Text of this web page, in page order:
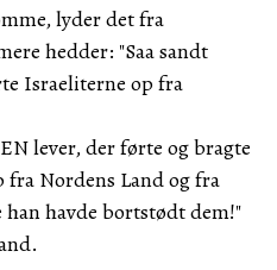
lyder det fra
hedder: "Saa sandt
Israeliterne op fra
lever, der førte og bragte
fra Nordens Land og fra
havde bortstødt dem!"